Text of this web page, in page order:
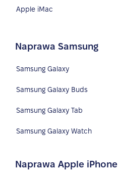
Apple iMac
Naprawa Samsung
Samsung Galaxy
Samsung Galaxy Buds
Samsung Galaxy Tab
Samsung Galaxy Watch
Naprawa Apple iPhone